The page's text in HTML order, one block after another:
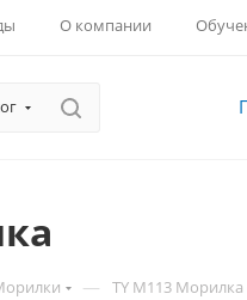
О компании
— TY M113 Морилка